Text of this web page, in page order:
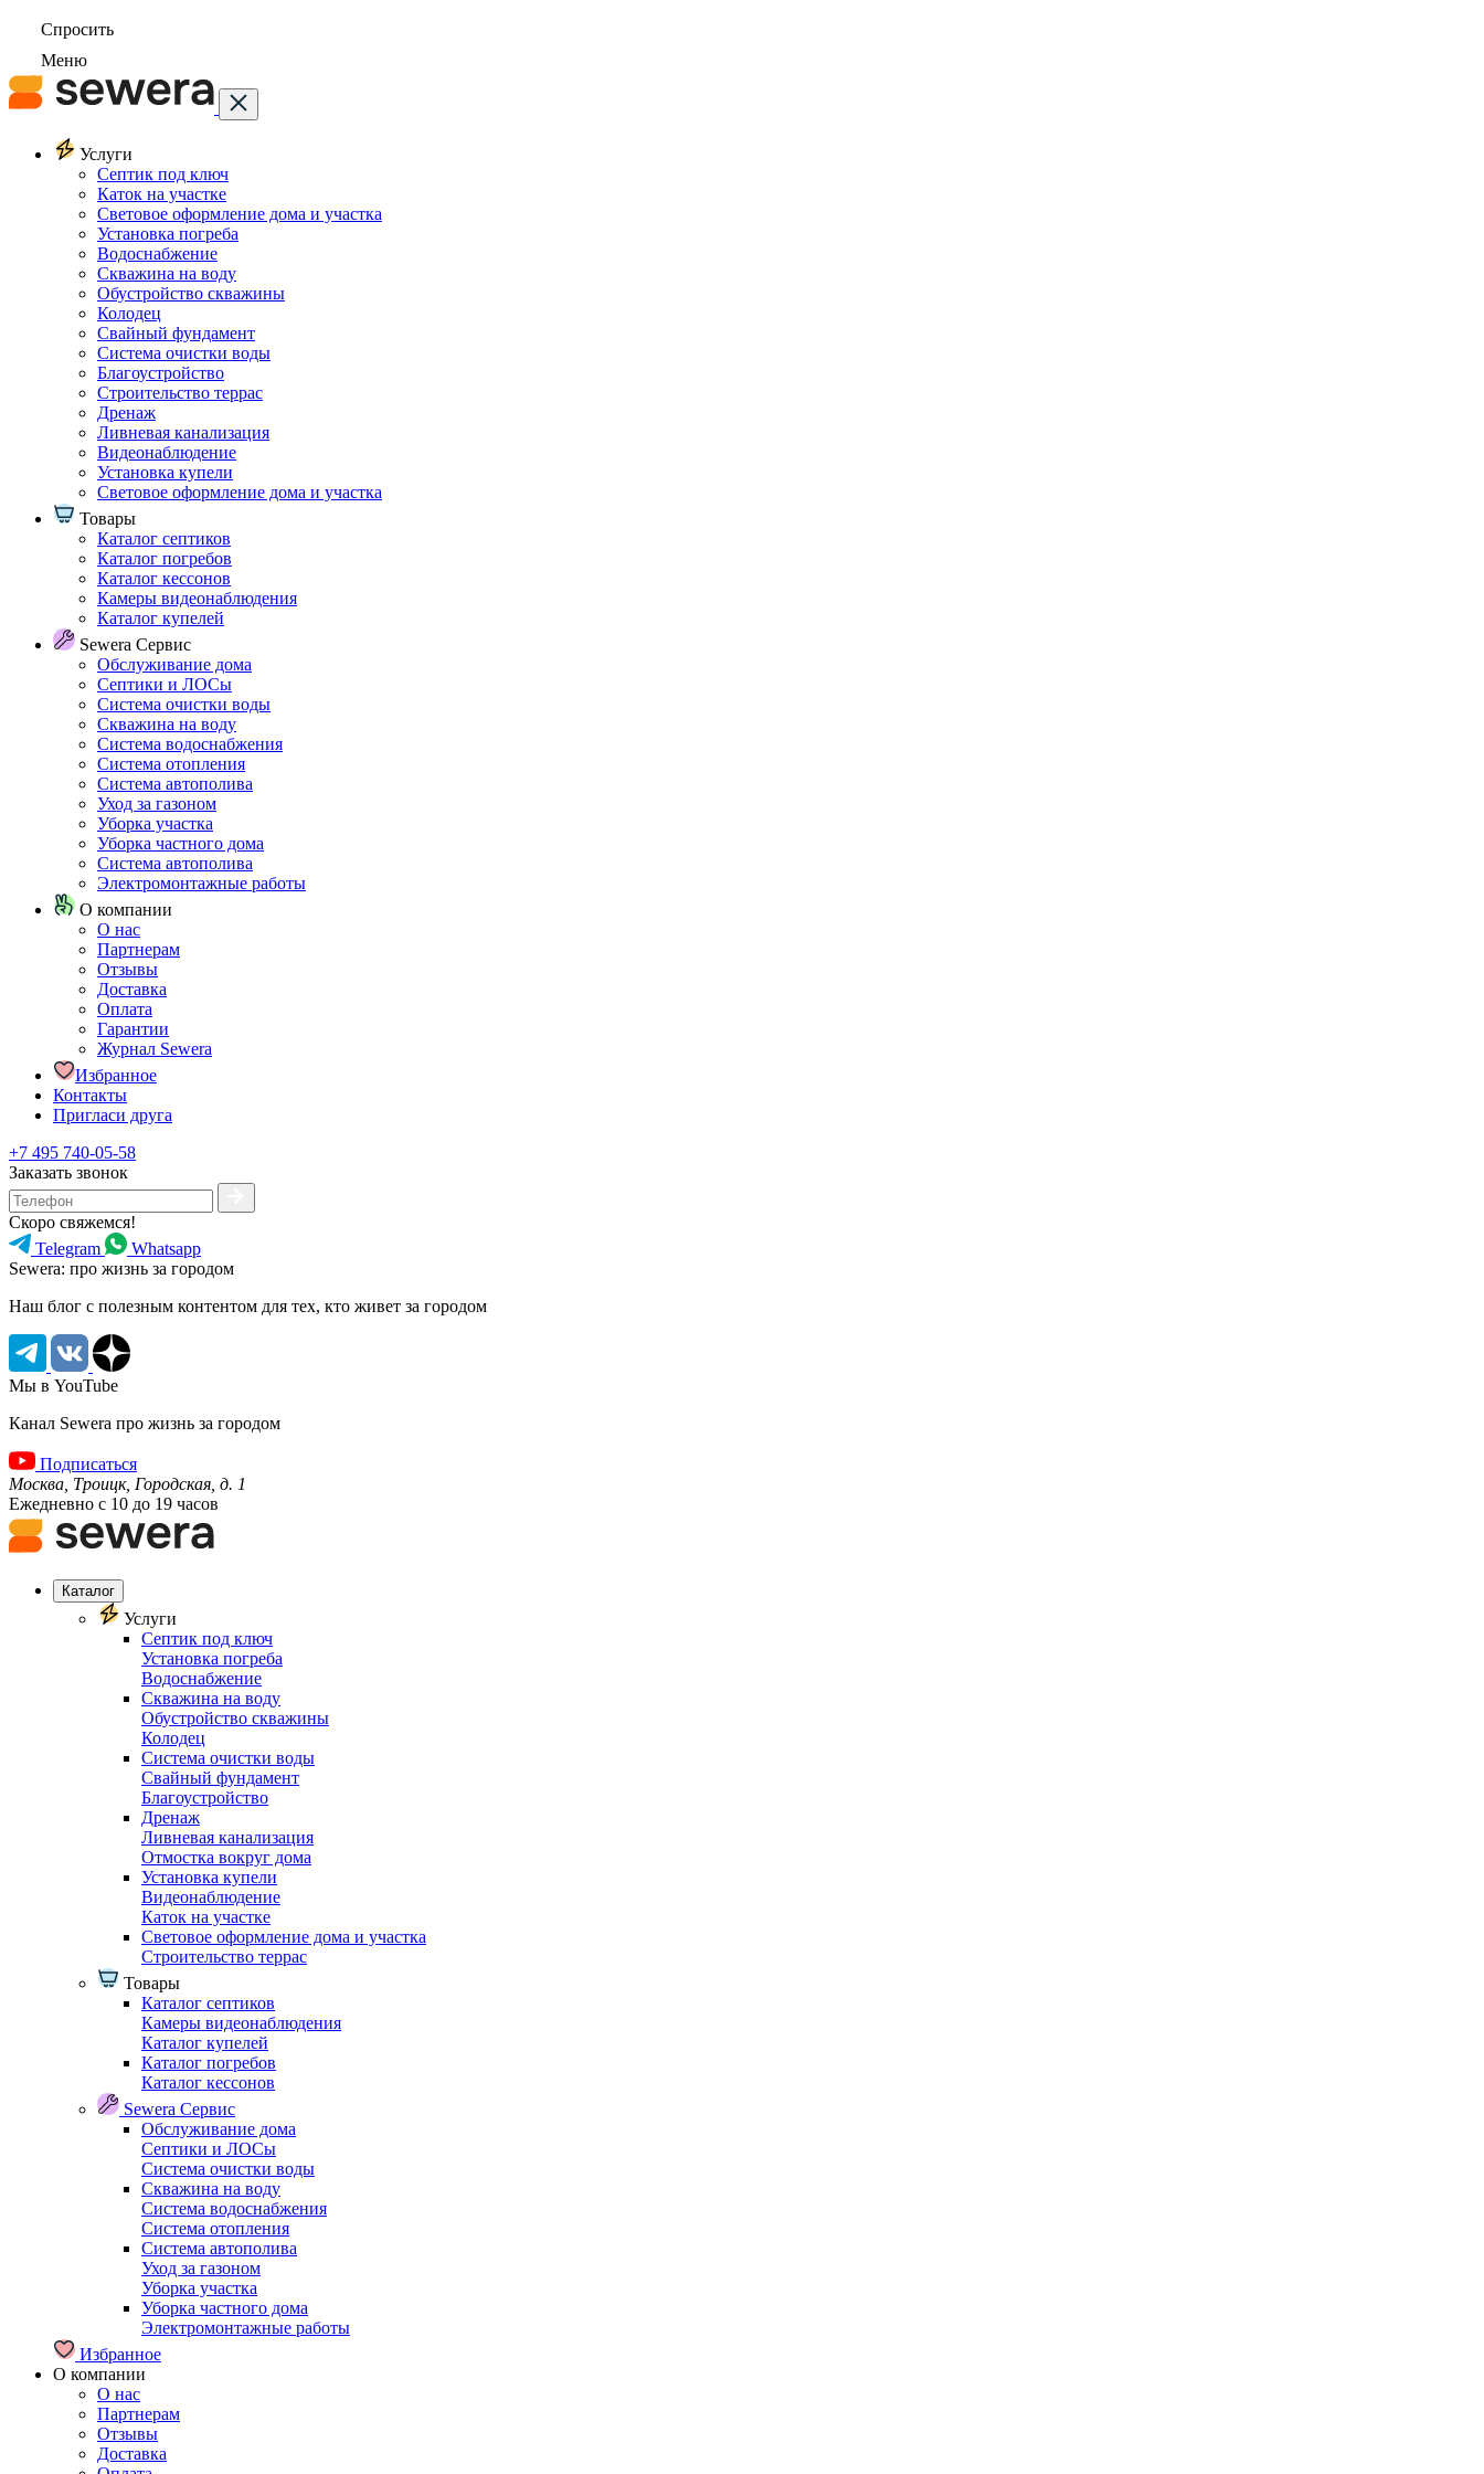
Спросить
Меню
Услуги
Септик под ключ
Каток на участке
Световое оформление дома и участка
Установка погреба
Водоснабжение
Скважина на воду
Обустройство скважины
Колодец
Свайный фундамент
Система очистки воды
Благоустройство
Строительство террас
Дренаж
Ливневая канализация
Видеонаблюдение
Установка купели
Световое оформление дома и участка
Товары
Каталог септиков
Каталог погребов
Каталог кессонов
Камеры видеонаблюдения
Каталог купелей
Sewera Сервис
Обслуживание дома
Септики и ЛОСы
Система очистки воды
Скважина на воду
Система водоснабжения
Система отопления
Система автополива
Уход за газоном
Уборка участка
Уборка частного дома
Система автополива
Электромонтажные работы
О компании
О нас
Партнерам
Отзывы
Доставка
Оплата
Гарантии
Журнал Sewera
Избранное
Контакты
Пригласи друга
+7 495 740-05-58
Заказать звонок
Скоро свяжемся!
Telegram
Whatsapp
Sewera: про жизнь за городом
Наш блог c полезным контентом для тех, кто живет за городом
Мы в YouTube
Канал Sewera про жизнь за городом
Подписаться
Москва, Троицк, Городская, д. 1
Ежедневно с 10 до 19 часов
Каталог
Услуги
Септик под ключ
Установка погреба
Водоснабжение
Скважина на воду
Обустройство скважины
Колодец
Система очистки воды
Свайный фундамент
Благоустройство
Дренаж
Ливневая канализация
Отмостка вокруг дома
Установка купели
Видеонаблюдение
Каток на участке
Световое оформление дома и участка
Строительство террас
Товары
Каталог септиков
Камеры видеонаблюдения
Каталог купелей
Каталог погребов
Каталог кессонов
Sewera Сервис
Обслуживание дома
Септики и ЛОСы
Система очистки воды
Скважина на воду
Система водоснабжения
Система отопления
Система автополива
Уход за газоном
Уборка участка
Уборка частного дома
Электромонтажные работы
Избранное
О компании
О нас
Партнерам
Отзывы
Доставка